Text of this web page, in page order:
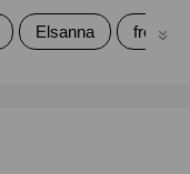
Elsanna frozen